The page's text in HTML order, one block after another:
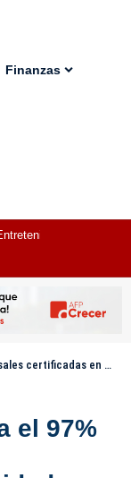
Finanzas
seguridad y salud laboral
el 97%